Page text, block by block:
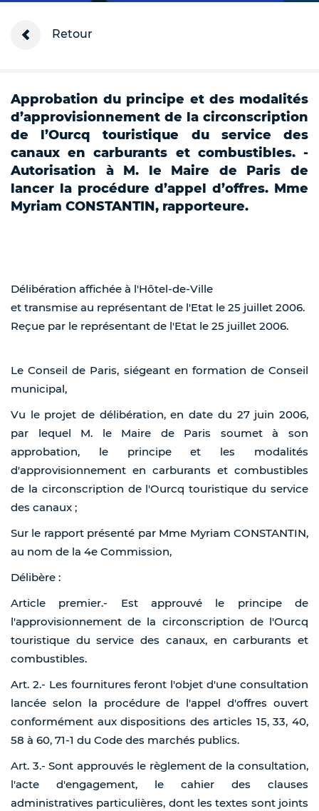
Retour
Approbation du principe et des modalités
d’approvisionnement de la circonscription
de l’Ourcq touristique du service des
canaux en carburants et combustibles. -
Autorisation à M. le Maire de Paris de
lancer la procédure d’appel d’offres. Mme
Myriam CONSTANTIN, rapporteure.
Délibération affichée à l'Hôtel-de-Ville
et transmise au représentant de l'Etat le 25 juillet 2006.
Reçue par le représentant de l'Etat le 25 juillet 2006.
Le Conseil de Paris, siégeant en formation de Conseil
municipal,
Vu le projet de délibération, en date du 27 juin 2006,
par lequel M. le Maire de Paris soumet à son
approbation, le principe et les modalités
d'approvisionnement en carburants et combustibles
de la circonscription de l'Ourcq touristique du service
des canaux ;
Sur le rapport présenté par Mme Myriam CONSTANTIN,
au nom de la 4e Commission,
Délibère :
Article premier.- Est approuvé le principe de
l'approvisionnement de la circonscription de l'Ourcq
touristique du service des canaux, en carburants et
combustibles.
Art. 2.- Les fournitures feront l'objet d'une consultation
lancée selon la procédure de l'appel d'offres ouvert
conformément aux dispositions des articles 15, 33, 40,
58 à 60, 71-1 du Code des marchés publics.
Art. 3.- Sont approuvés le règlement de la consultation,
l'acte d'engagement, le cahier des clauses
administratives particulières, dont les textes sont joints